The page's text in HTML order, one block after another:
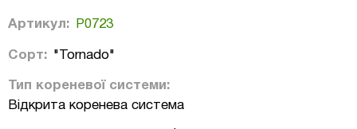
Артикул: Р0723
Сорт: "Tornado"
Тип кореневої системи:
Відкрита коренева система